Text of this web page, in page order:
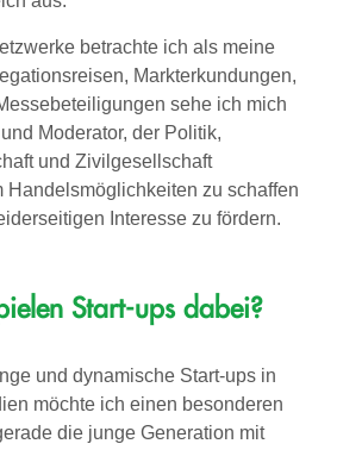
betrachte ich als meine
Markterkundungen,
sehe ich mich
Moderator, der Politik,
und Zivilgesellschaft
Handelsmöglichkeiten zu schaffen
Interesse zu fördern.
Start-ups dabei?
und dynamische Start-ups in
möchte ich einen besonderen
die junge Generation mit